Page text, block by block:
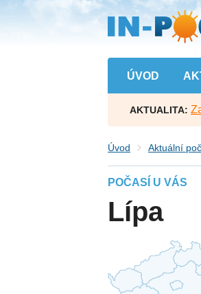
hlavní
obsah
ÚVOD
AKTUALITA:
Úvod Aktuální
POČASÍ U VÁS
Lípa